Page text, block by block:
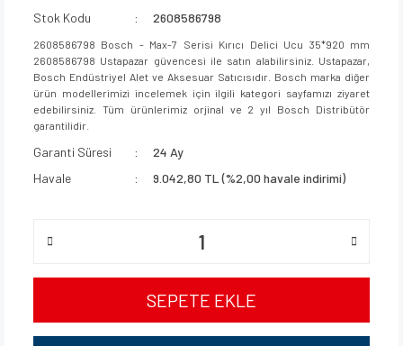
Stok Kodu
2608586798
2608586798 Bosch - Max-7 Serisi Kırıcı Delici Ucu 35*920 mm
2608586798 Ustapazar güvencesi ile satın alabilirsiniz. Ustapazar,
Bosch Endüstriyel Alet ve Aksesuar Satıcısıdır. Bosch marka diğer
ürün modellerimizi incelemek için ilgili kategori sayfamızı ziyaret
edebilirsiniz. Tüm ürünlerimiz orjinal ve 2 yıl Bosch Distribütör
garantilidir.
Garanti Süresi
24 Ay
Havale
9.042,80 TL (%2,00 havale indirimi)
SEPETE EKLE